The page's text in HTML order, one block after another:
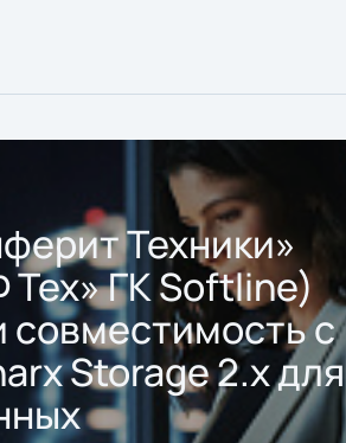
Техники»
Тех» ГК Softline)
совместимость с
Storage 2.x для